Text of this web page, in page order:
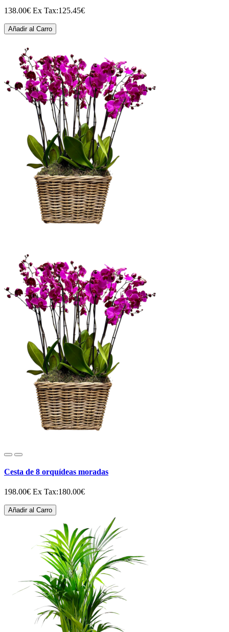
138.00€ Ex Tax:125.45€
Añadir al Carro
Cesta de 8 orquídeas moradas
198.00€ Ex Tax:180.00€
Añadir al Carro